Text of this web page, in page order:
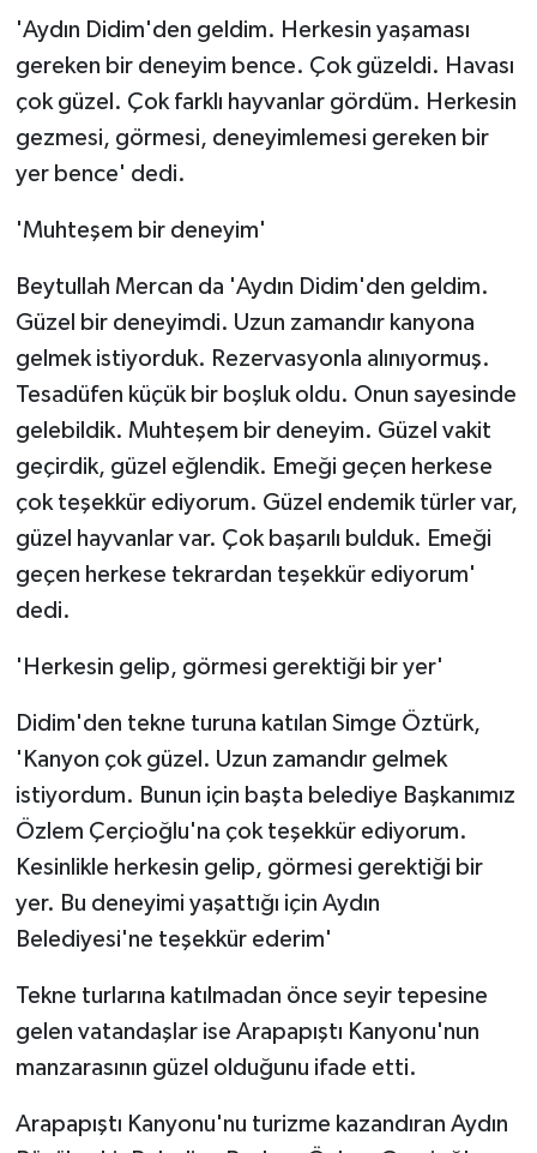
'Aydın Didim'den geldim. Herkesin yaşaması
gereken bir deneyim bence. Çok güzeldi. Havası
çok güzel. Çok farklı hayvanlar gördüm. Herkesin
gezmesi, görmesi, deneyimlemesi gereken bir
yer bence' dedi.
'Muhteşem bir deneyim'
Beytullah Mercan da 'Aydın Didim'den geldim.
Güzel bir deneyimdi. Uzun zamandır kanyona
gelmek istiyorduk. Rezervasyonla alınıyormuş.
Tesadüfen küçük bir boşluk oldu. Onun sayesinde
gelebildik. Muhteşem bir deneyim. Güzel vakit
geçirdik, güzel eğlendik. Emeği geçen herkese
çok teşekkür ediyorum. Güzel endemik türler var,
güzel hayvanlar var. Çok başarılı bulduk. Emeği
geçen herkese tekrardan teşekkür ediyorum'
dedi.
'Herkesin gelip, görmesi gerektiği bir yer'
Didim'den tekne turuna katılan Simge Öztürk,
'Kanyon çok güzel. Uzun zamandır gelmek
istiyordum. Bunun için başta belediye Başkanımız
Özlem Çerçioğlu'na çok teşekkür ediyorum.
Kesinlikle herkesin gelip, görmesi gerektiği bir
yer. Bu deneyimi yaşattığı için Aydın
Belediyesi'ne teşekkür ederim'
Tekne turlarına katılmadan önce seyir tepesine
gelen vatandaşlar ise Arapapıştı Kanyonu'nun
manzarasının güzel olduğunu ifade etti.
Arapapıştı Kanyonu'nu turizme kazandıran Aydın
YEREL
Yerel Haberler